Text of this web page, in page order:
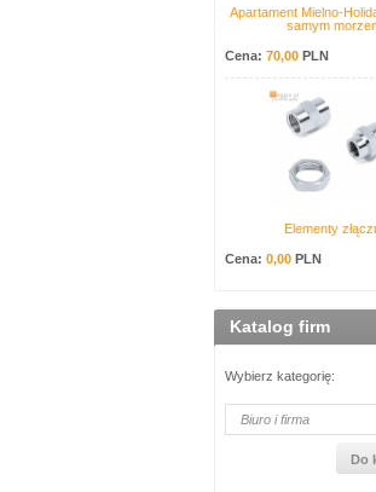
Apartament Mielno-
samym
Cena: 70,00 PLN
Elementy
Cena: 0,00 PLN
Katalog firm
Wybierz kategorię: